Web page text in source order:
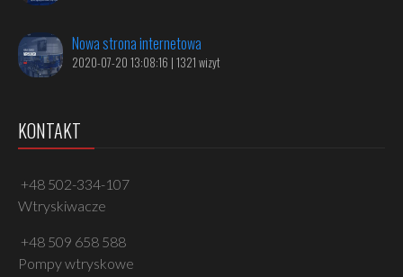
Nowa strona internetowa
2020-07-20 13:08:16 | 1321 wizyt
KONTAKT
+48 502-334-107
Wtryskiwacze
+48 509 658 588
Pompy wtryskowe